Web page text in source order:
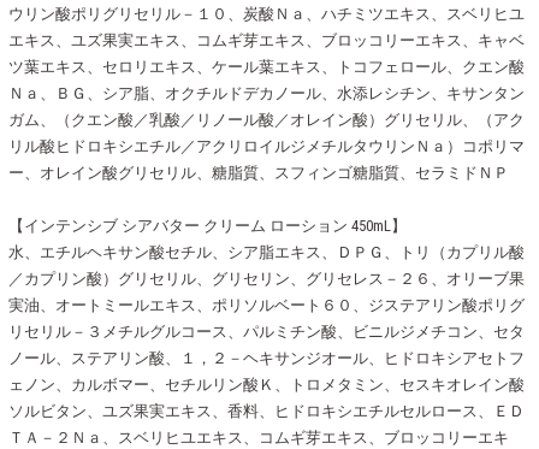
ウリン酸ポリグリセリル－１０、炭酸Ｎａ、ハチミツエキス、スベリヒユ
エキス、ユズ果実エキス、コムギ芽エキス、ブロッコリーエキス、キャベ
ツ葉エキス、セロリエキス、ケール葉エキス、トコフェロール、クエン酸
Ｎａ、ＢＧ、シア脂、オクチルドデカノール、水添レシチン、キサンタン
ガム、（クエン酸／乳酸／リノール酸／オレイン酸）グリセリル、（アク
リル酸ヒドロキシエチル／アクリロイルジメチルタウリンＮａ）コポリマ
ー、オレイン酸グリセリル、糖脂質、スフィンゴ糖脂質、セラミドＮＰ
【インテンシブ シアバター クリーム ローション 450mL】
水、エチルヘキサン酸セチル、シア脂エキス、ＤＰＧ、トリ（カプリル酸
／カプリン酸）グリセリル、グリセリン、グリセレス－２６、オリーブ果
実油、オートミールエキス、ポリソルベート６０、ジステアリン酸ポリグ
リセリル－３メチルグルコース、パルミチン酸、ビニルジメチコン、セタ
ノール、ステアリン酸、１，２－ヘキサンジオール、ヒドロキシアセトフ
ェノン、カルボマー、セチルリン酸Ｋ、トロメタミン、セスキオレイン酸
ソルビタン、ユズ果実エキス、香料、ヒドロキシエチルセルロース、ＥＤ
ＴＡ－２Ｎａ、スベリヒユエキス、コムギ芽エキス、ブロッコリーエキ